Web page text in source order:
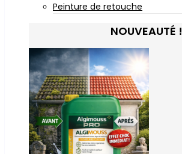
Peinture de retouche
NOUVEAUTÉ !